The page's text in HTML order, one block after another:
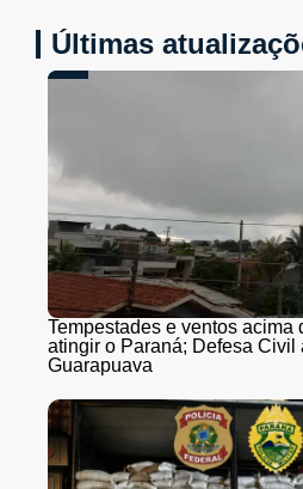
Últimas
Tempestades e ventos acima
atingir o Paraná; Defesa Civil
Guarapuava